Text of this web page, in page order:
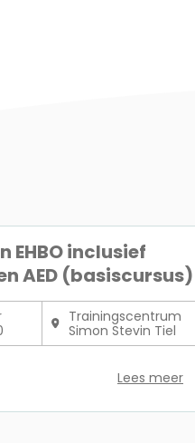
EHBO inclusief
AED (basiscursus)
Trainingscentrum
Simon Stevin Tiel
Lees meer